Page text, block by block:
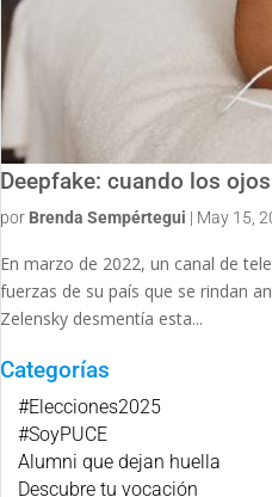
Deepfake: cuando los
por Brenda Sempértegui | May 15,
En marzo de 2022, un canal de
fuerzas de su país que se rindan
Zelensky desmentía esta...
Categorías
#Elecciones2025
#SoyPUCE
Alumni que dejan huella
Descubre tu vocación